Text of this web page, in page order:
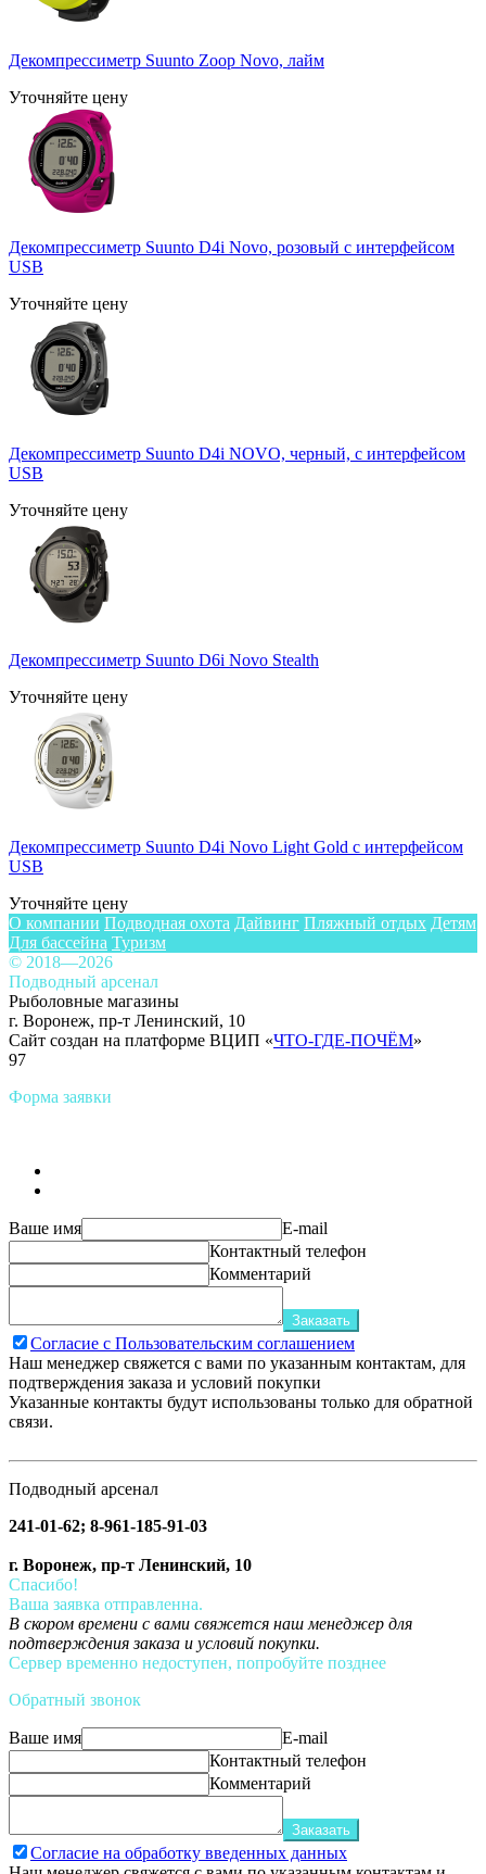
Декомпрессиметр Suunto Zoop Novo, лайм
Уточняйте цену
Декомпрессиметр Suunto D4i Novo, розовый с интерфейсом
USB
Уточняйте цену
Декомпрессиметр Suunto D4i NOVO, черный, с интерфейсом
USB
Уточняйте цену
Декомпрессиметр Suunto D6i Novo Stealth
Уточняйте цену
Декомпрессиметр Suunto D4i Novo Light Gold с интерфейсом
USB
Уточняйте цену
О компании Подводная охота Дайвинг Пляжный отдых Детям
Для бассейна Туризм
© 2018—2026
Подводный арсенал
Рыболовные магазины
г. Воронеж, пр-т Ленинский, 10
Сайт создан на платформе ВЦИП «ЧТО-ГДЕ-ПОЧЁМ»
97
Форма заявки
Ваше имя
E-mail
Контактный телефон
Комментарий
Заказать
Согласие с Пользовательским соглашением
Наш менеджер свяжется с вами по указанным контактам, для
подтверждения заказа и условий покупки
Указанные контакты будут использованы только для обратной
связи.
Подводный арсенал
241-01-62; 8-961-185-91-03
г. Воронеж, пр-т Ленинский, 10
Спасибо!
Ваша заявка отправленна.
В скором времени с вами свяжется наш менеджер для
подтверждения заказа и условий покупки.
Сервер временно недоступен, попробуйте позднее
Обратный звонок
Ваше имя
E-mail
Контактный телефон
Комментарий
Заказать
Согласие на обработку введенных данных